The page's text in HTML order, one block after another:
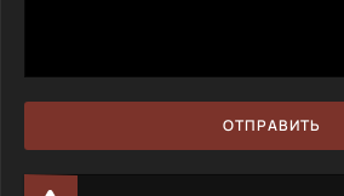
ОТПРАВИТЬ